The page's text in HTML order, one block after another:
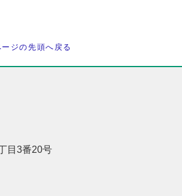
ージの先頭へ戻る
目3番20号